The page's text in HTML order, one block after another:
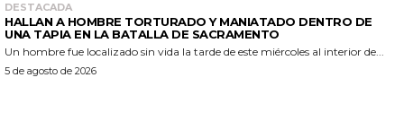
DESTACADA
HALLAN A HOMBRE TORTURADO Y MANIATADO DENTRO DE
UNA TAPIA EN LA BATALLA DE SACRAMENTO
Un hombre fue localizado sin vida la tarde de este miércoles al interior de...
5 de agosto de 2026